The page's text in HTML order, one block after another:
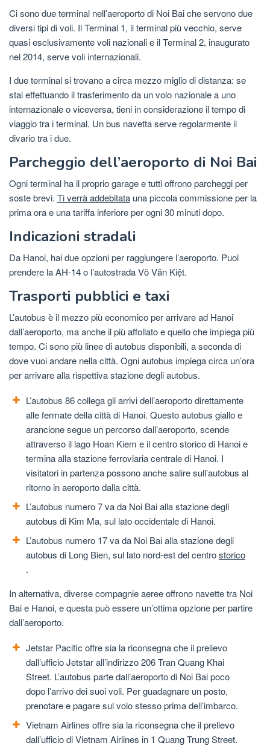
Ci sono due terminal nell’aeroporto di Noi Bai che servono due
diversi tipi di voli. Il Terminal 1, il terminal più vecchio, serve
quasi esclusivamente voli nazionali e il Terminal 2, inaugurato
nel 2014, serve voli internazionali.
I due terminal si trovano a circa mezzo miglio di distanza: se
stai effettuando il trasferimento da un volo nazionale a uno
internazionale o viceversa, tieni in considerazione il tempo di
viaggio tra i terminal. Un bus navetta serve regolarmente il
divario tra i due.
Parcheggio dell’aeroporto di Noi Bai
Ogni terminal ha il proprio garage e tutti offrono parcheggi per
soste brevi. Ti verrà addebitata una piccola commissione per la
prima ora e una tariffa inferiore per ogni 30 minuti dopo.
Indicazioni stradali
Da Hanoi, hai due opzioni per raggiungere l’aeroporto. Puoi
prendere la AH-14 o l’autostrada Võ Văn Kiệt.
Trasporti pubblici e taxi
L’autobus è il mezzo più economico per arrivare ad Hanoi
dall’aeroporto, ma anche il più affollato e quello che impiega più
tempo. Ci sono più linee di autobus disponibili, a seconda di
dove vuoi andare nella città. Ogni autobus impiega circa un’ora
per arrivare alla rispettiva stazione degli autobus.
L’autobus 86 collega gli arrivi dell’aeroporto direttamente
alle fermate della città di Hanoi. Questo autobus giallo e
arancione segue un percorso dall’aeroporto, scende
attraverso il lago Hoan Kiem e il centro storico di Hanoi e
termina alla stazione ferroviaria centrale di Hanoi. I
visitatori in partenza possono anche salire sull’autobus al
ritorno in aeroporto dalla città.
L’autobus numero 7 va da Noi Bai alla stazione degli
autobus di Kim Ma, sul lato occidentale di Hanoi.
L’autobus numero 17 va da Noi Bai alla stazione degli
autobus di Long Bien, sul lato nord-est del centrostorico
.
In alternativa, diverse compagnie aeree offrono navette tra Noi
Bai e Hanoi, e questa può essere un’ottima opzione per partire
dall’aeroporto.
Jetstar Pacific offre sia la riconsegna che il prelievo
dall’ufficio Jetstar all’indirizzo 206 Tran Quang Khai
Street. L’autobus parte dall’aeroporto di Noi Bai poco
dopo l’arrivo dei suoi voli. Per guadagnare un posto,
prenotare e pagare sul volo stesso prima dell’imbarco.
Vietnam Airlines offre sia la riconsegna che il prelievo
dall’ufficio di Vietnam Airlines in 1 Quang Trung Street.